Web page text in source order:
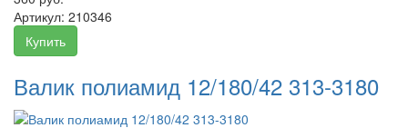
Артикул: 210346
Купить
Валик полиамид 12/180/42 313-3180